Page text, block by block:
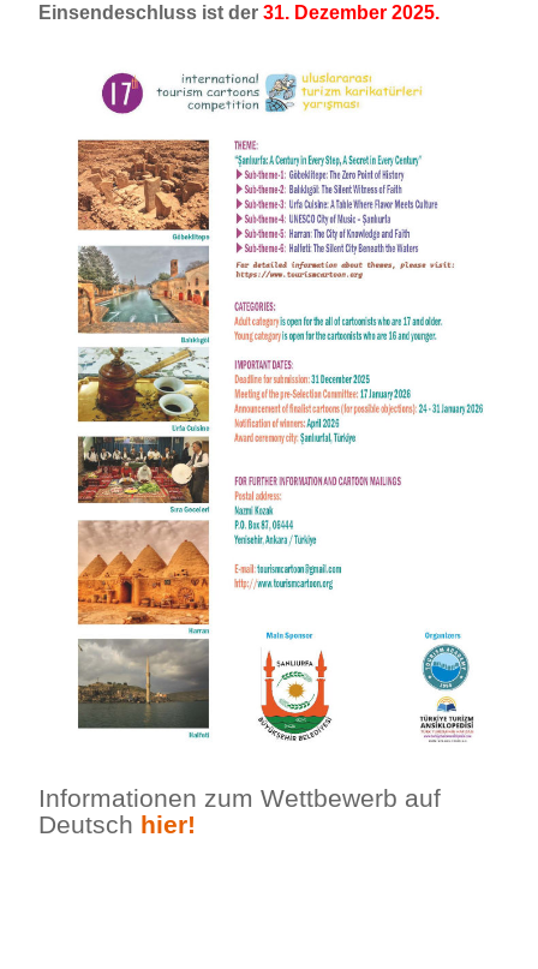
Einsendeschluss ist der 31. Dezember 2025.
Informationen zum Wettbewerb auf
Deutsch hier!